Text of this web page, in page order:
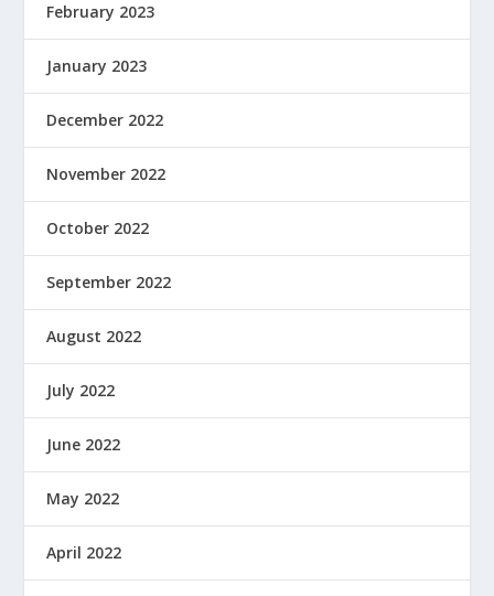
February 2023
January 2023
December 2022
November 2022
October 2022
September 2022
August 2022
July 2022
June 2022
May 2022
April 2022